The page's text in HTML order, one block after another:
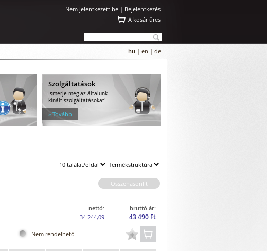
Nem jelentkezett be | Bejelentkezés
A kosár üres
hu | en | de
Szolgáltatások
Ismerje meg az általunk
kínált szolgáltatásokat!
» Tovább
Összehasonlít
nettó:
34 244,09
bruttó ár:
43 490 Ft
Nem rendelhető